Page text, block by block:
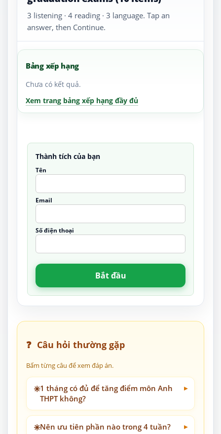
3 listening · 4 reading · 3 language. Tap an
answer, then Continue.
Bảng xếp hạng
Chưa có kết quả.
Xem trang bảng xếp hạng đầy đủ
Thành tích của bạn
Tên
Email
Số điện thoại
Bắt đầu
❓ Câu hỏi thường gặp
Bấm từng câu để xem đáp án.
✳️1 tháng có đủ để tăng điểm môn Anh
THPT không?
✳️Nên ưu tiên phần nào trong 4 tuần?